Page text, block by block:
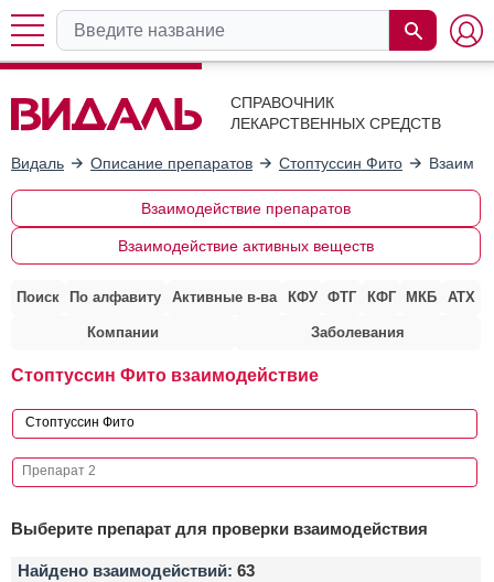
СПРАВОЧНИК
ЛЕКАРСТВЕННЫХ СРЕДСТВ
Видаль Описание препаратов Стоптуссин Фито
Взаимодействие препаратов
Взаимодействие активных веществ
Поиск По алфавиту Активные в-ва КФУ ФТГ КФГ МКБ АТХ
Компании Заболевания
Стоптуссин Фито взаимодействие
Выберите препарат для проверки взаимодействия
Найдено взаимодействий: 63